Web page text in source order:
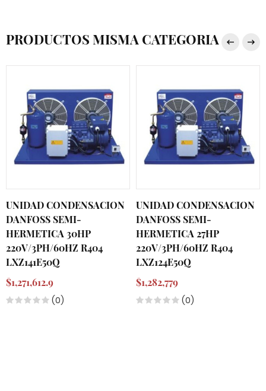
PRODUCTOS MISMA CATEGORIA
UNIDAD CONDENSACION
DANFOSS SEMI-
HERMETICA 30HP
220V/3PH/60HZ R404
LXZ141E50Q
$1,271,612.9
(0)
UNIDAD CONDENSACION
DANFOSS SEMI-
HERMETICA 27HP
220V/3PH/60HZ R404
LXZ124E50Q
$1,282,779
(0)